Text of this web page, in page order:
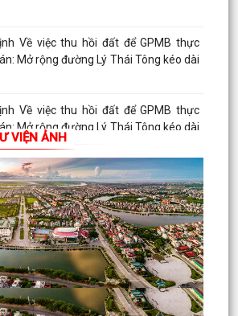
Về việc thu hồi đất để GPMB thực
Mở rộng đường Lý Thái Tông kéo dài
Về việc thu hồi đất để GPMB thực
Mở rộng đường Lý Thái Tông kéo dài
Về việc thu hồi đất để GPMB thực
Mở rộng đường Lý Thái Tông kéo dài
Về việc thu hồi đất để GPMB thực
Mở rộng đường Lý Thái Tông kéo dài
Về việc thu hồi đất để GPMB thực
VIỆN ẢNH